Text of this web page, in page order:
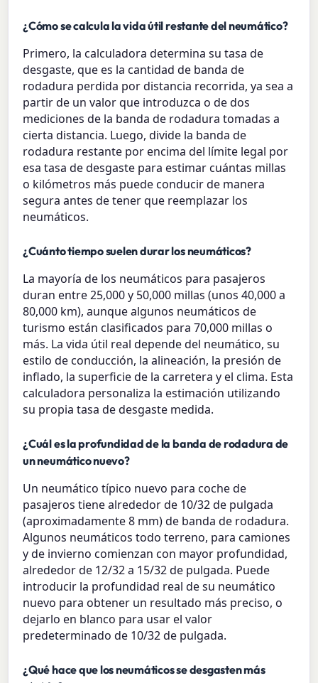
¿Cómo se calcula la vida útil restante del neumático?
Primero, la calculadora determina su tasa de
desgaste, que es la cantidad de banda de
rodadura perdida por distancia recorrida, ya sea a
partir de un valor que introduzca o de dos
mediciones de la banda de rodadura tomadas a
cierta distancia. Luego, divide la banda de
rodadura restante por encima del límite legal por
esa tasa de desgaste para estimar cuántas millas
o kilómetros más puede conducir de manera
segura antes de tener que reemplazar los
neumáticos.
¿Cuánto tiempo suelen durar los neumáticos?
La mayoría de los neumáticos para pasajeros
duran entre 25,000 y 50,000 millas (unos 40,000 a
80,000 km), aunque algunos neumáticos de
turismo están clasificados para 70,000 millas o
más. La vida útil real depende del neumático, su
estilo de conducción, la alineación, la presión de
inflado, la superficie de la carretera y el clima. Esta
calculadora personaliza la estimación utilizando
su propia tasa de desgaste medida.
¿Cuál es la profundidad de la banda de rodadura de
un neumático nuevo?
Un neumático típico nuevo para coche de
pasajeros tiene alrededor de 10/32 de pulgada
(aproximadamente 8 mm) de banda de rodadura.
Algunos neumáticos todo terreno, para camiones
y de invierno comienzan con mayor profundidad,
alrededor de 12/32 a 15/32 de pulgada. Puede
introducir la profundidad real de su neumático
nuevo para obtener un resultado más preciso, o
dejarlo en blanco para usar el valor
predeterminado de 10/32 de pulgada.
¿Qué hace que los neumáticos se desgasten más